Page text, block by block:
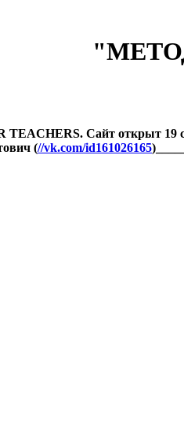
Сайт открыт 19
(//vk.com/id161026165